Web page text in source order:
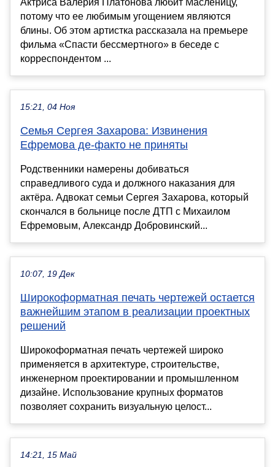
Актриса Валерия Платонова любит Масленицу,
потому что ее любимым угощением являются
блины. Об этом артистка рассказала на премьере
фильма «Спасти бессмертного» в беседе с
корреспондентом ...
15:21, 04 Ноя
Семья Сергея Захарова: Извинения
Ефремова де-факто не приняты
Родственники намерены добиваться
справедливого суда и должного наказания для
актёра. Адвокат семьи Сергея Захарова, который
скончался в больнице после ДТП с Михаилом
Ефремовым, Александр Добровинский...
10:07, 19 Дек
Широкоформатная печать чертежей остается
важнейшим этапом в реализации проектных
решений
Широкоформатная печать чертежей широко
применяется в архитектуре, строительстве,
инженерном проектировании и промышленном
дизайне. Использование крупных форматов
позволяет сохранить визуальную целост...
14:21, 15 Май